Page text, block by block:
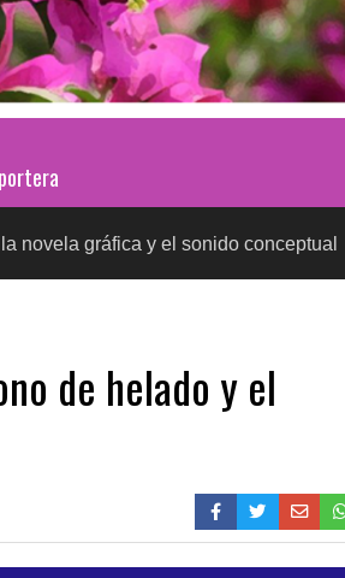
y el sonido conceptual SALUD
de helado y el